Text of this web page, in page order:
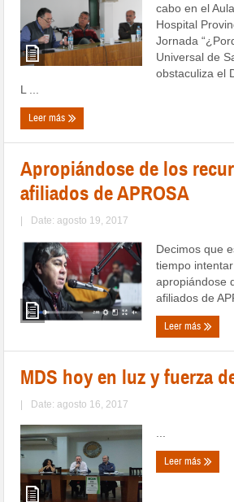
cabo en el
Hospital
Jornada
Universal de
obstaculiza el
L ...
Leer más
Apropiándose de los
afiliados de APROSA
| Date: agosto 19, 2017
Decimos que
tiempo
apropiándose
afiliados de
Leer más
MDS hoy en luz y fuerza
| Date: agosto 16, 2017
Leer más